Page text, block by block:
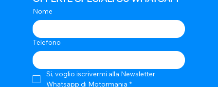
Nome
Telefono
Si, voglio iscrivermi alla Newsletter
Whatsapp di Motormania *